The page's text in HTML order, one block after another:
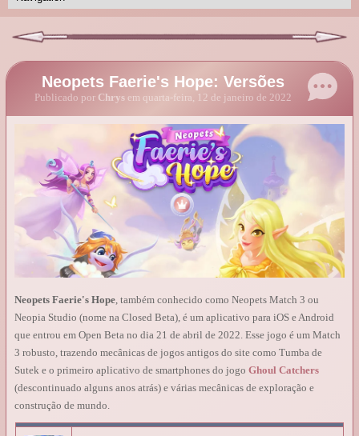
Neopets Faerie's Hope: Versões
Publicado por Chrys em quarta-feira, 12 de janeiro de 2022
Neopets Faerie's Hope, também conhecido como Neopets Match 3 ou
Neopia Studio (nome na Closed Beta), é um aplicativo para iOS e Android
que entrou em Open Beta no dia 21 de abril de 2022. Esse jogo é um Match
3 robusto, trazendo mecânicas de jogos antigos do site como Tumba de
Sutek e o primeiro aplicativo de smartphones do jogo Ghoul Catchers
(descontinuado alguns anos atrás) e várias mecânicas de exploração e
construção de mundo.